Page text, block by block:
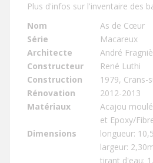
Plus d'infos sur l'inventaire des
Nom
As de Cœur
Série
Macareux
Architecte
André
Constructeur
René Luthi
Construction
1979, Crans-
Rénovation
2012-2013
Matériaux
Acajou moulé
et Epoxy/
Dimensions
longueur:
largeur:
tirant d'eau: